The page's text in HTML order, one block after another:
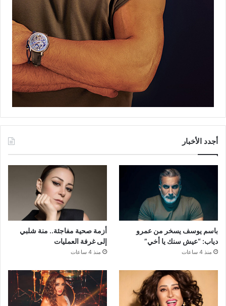
أجدد الأخبار
باسم يوسف يسخر من عمرو
دياب: “عيش سنك يا أخي”
منذ 4 ساعات
أزمة صحية مفاجئة.. منة شلبي
إلى غرفة العمليات
منذ 4 ساعات